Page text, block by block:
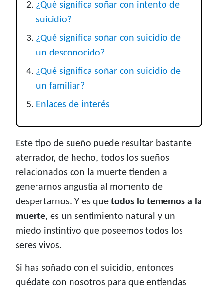
¿Qué significa soñar con intento de
suicidio?
¿Qué significa soñar con suicidio de
un desconocido?
¿Qué significa soñar con suicidio de
un familiar?
Enlaces de interés
Este tipo de sueño puede resultar bastante
aterrador, de hecho, todos los sueños
relacionados con la muerte tienden a
generarnos angustia al momento de
despertarnos. Y es que todos lo tememos a la
muerte, es un sentimiento natural y un
miedo instintivo que poseemos todos los
seres vivos.
Si has soñado con el suicidio, entonces
quédate con nosotros para que entiendas